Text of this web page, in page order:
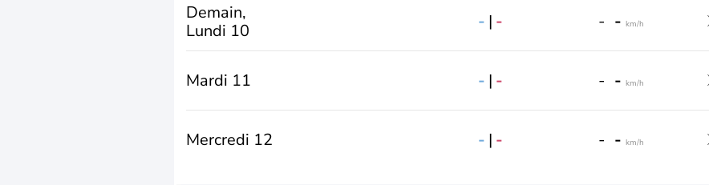
Demain,
Lundi 10
- | - - - km/h
Mardi 11 - | - - - km/h
Mercredi 12 - | - - - km/h